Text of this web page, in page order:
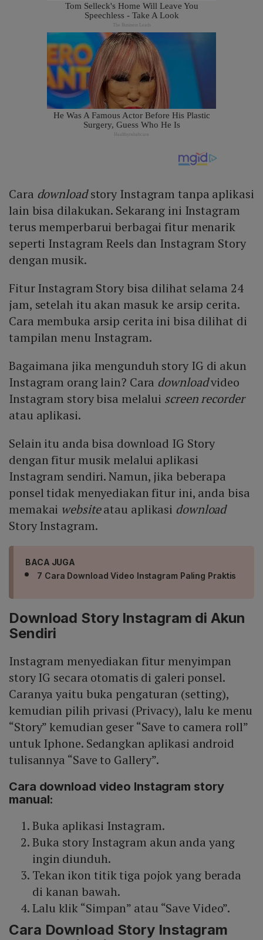
Cara downloadstory Instagram tanpa aplikasi
lain bisa dilakukan. Sekarang ini Instagram
terus memperbarui berbagai fitur menarik
seperti Instagram Reels dan Instagram Story
dengan musik.
Fitur Instagram Story bisa dilihat selama 24
jam, setelah itu akan masuk ke arsip cerita.
Cara membuka arsip cerita ini bisa dilihat di
tampilan menu Instagram.
Bagaimana jika mengunduh story IG di akun
Instagram orang lain? Cara downloadvideo
Instagram story bisa melalui screen recorder
atau aplikasi.
Selain itu anda bisa download IG Story
dengan fitur musik melalui aplikasi
Instagram sendiri. Namun, jika beberapa
ponsel tidak menyediakan fitur ini, anda bisa
memakai websiteatau aplikasi download
Story Instagram.
BACA JUGA
7 Cara Download Video Instagram Paling Praktis
Download Story Instagram di Akun
Sendiri
Instagram menyediakan fitur menyimpan
story IG secara otomatis di galeri ponsel.
Caranya yaitu buka pengaturan (setting),
kemudian pilih privasi (Privacy), lalu ke menu
“Story” kemudian geser “Save to camera roll”
untuk Iphone. Sedangkan aplikasi android
tulisannya “Save to Gallery”.
Cara download video Instagram story
manual:
Buka aplikasi Instagram.
Buka story Instagram akun anda yang
ingin diunduh.
Tekan ikon titik tiga pojok yang berada
di kanan bawah.
Lalu klik “Simpan” atau “Save Video”.
Cara Download Story Instagram